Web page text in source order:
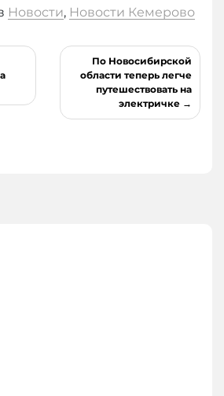
Новости, Новости Кемерово
По Новосибирской
области теперь легче
путешествовать на
электричке